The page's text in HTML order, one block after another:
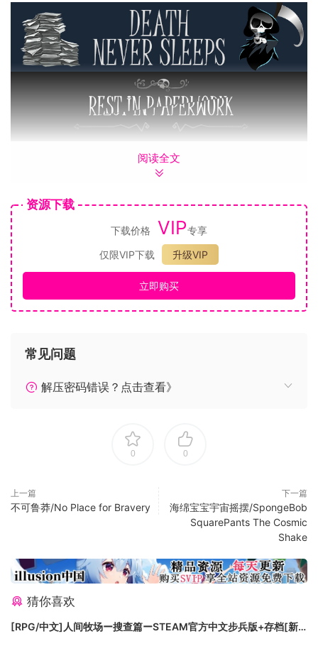
反正死神又不会死，那就用你学来的本事和赚来的东西，去战
又一遍。每一轮结束后都有表现评估报告，帮你不断解锁有趣
的物品、升级技能，让你变得越来越强大。
当生活给你诅咒
动监察员可能会赋予你手下更大的力量；或者更糟，他们甚至
阅读全文
资源下载
下载价格 VIP专享
仅限VIP下载
升级VIP
立即购买
常见问题
解压密码错误？点击查看》
0 0
上一篇
不可鲁莽/No Place for Bravery
下一篇
海绵宝宝宇宙摇摆/SpongeBob
SquarePants The Cosmic
Shake
猜你喜欢
[RPG/中文]人间牧场ー搜查篇ーSTEAM官方中文步兵版+存档[新